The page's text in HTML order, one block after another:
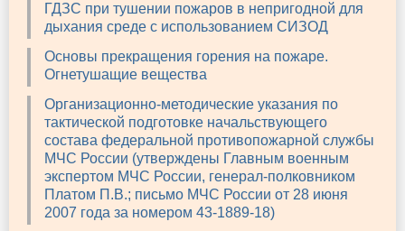
ГДЗС при тушении пожаров в непригодной для
дыхания среде с использованием СИЗОД
Основы прекращения горения на пожаре.
Огнетушащие вещества
Организационно-методические указания по
тактической подготовке начальствующего
состава федеральной противопожарной службы
МЧС России (утверждены Главным военным
экспертом МЧС России, генерал-полковником
Платом П.В.; письмо МЧС России от 28 июня
2007 года за номером 43-1889-18)